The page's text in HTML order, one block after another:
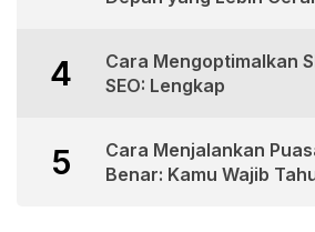
4
Cara Mengoptimalkan
SEO: Lengkap
5
Cara Menjalankan
Benar: Kamu Wajib